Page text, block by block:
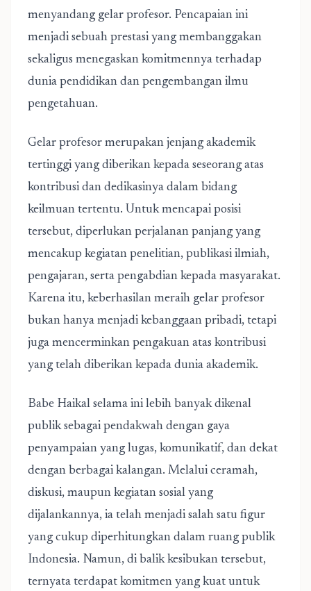
menyandang gelar profesor. Pencapaian ini
menjadi sebuah prestasi yang membanggakan
sekaligus menegaskan komitmennya terhadap
dunia pendidikan dan pengembangan ilmu
pengetahuan.
Gelar profesor merupakan jenjang akademik
tertinggi yang diberikan kepada seseorang atas
kontribusi dan dedikasinya dalam bidang
keilmuan tertentu. Untuk mencapai posisi
tersebut, diperlukan perjalanan panjang yang
mencakup kegiatan penelitian, publikasi ilmiah,
pengajaran, serta pengabdian kepada masyarakat.
Karena itu, keberhasilan meraih gelar profesor
bukan hanya menjadi kebanggaan pribadi, tetapi
juga mencerminkan pengakuan atas kontribusi
yang telah diberikan kepada dunia akademik.
Babe Haikal selama ini lebih banyak dikenal
publik sebagai pendakwah dengan gaya
penyampaian yang lugas, komunikatif, dan dekat
dengan berbagai kalangan. Melalui ceramah,
diskusi, maupun kegiatan sosial yang
dijalankannya, ia telah menjadi salah satu figur
yang cukup diperhitungkan dalam ruang publik
Indonesia. Namun, di balik kesibukan tersebut,
ternyata terdapat komitmen yang kuat untuk